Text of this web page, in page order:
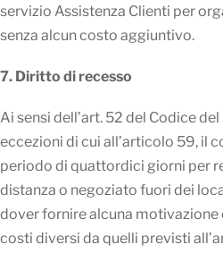
servizio Assistenza Clienti per
senza alcun costo aggiuntivo.
7. Diritto di recesso
Ai sensi dell’art. 52 del Codice
eccezioni di cui all’articolo 59, il
periodo di quattordici giorni per
distanza o negoziato fuori dei
dover fornire alcuna motivazione
costi diversi da quelli previsti